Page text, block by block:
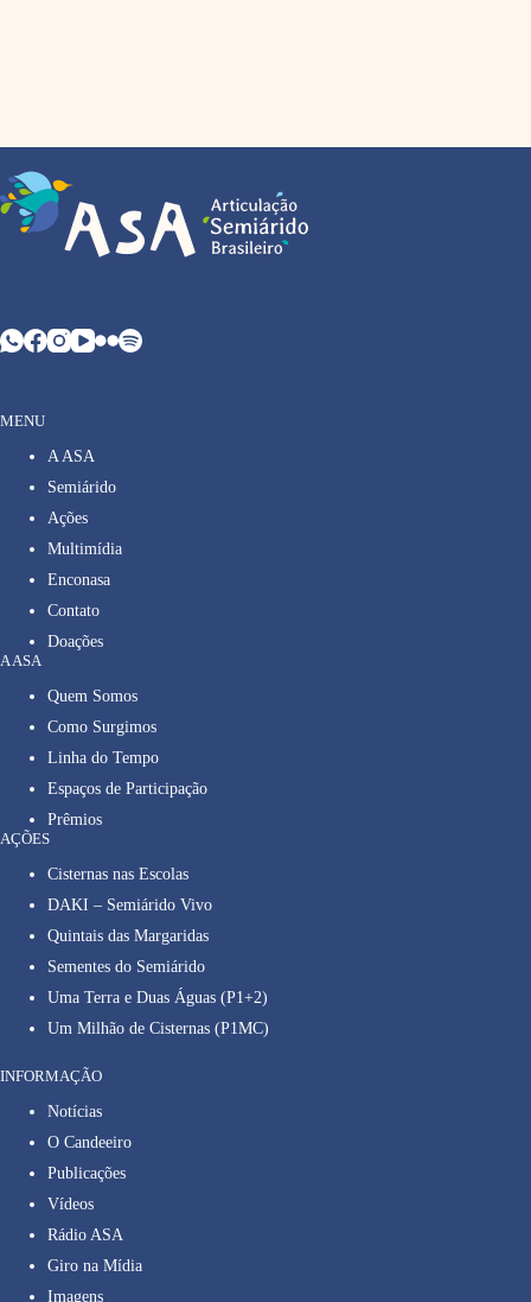
MENU
A ASA
Semiárido
Ações
Multimídia
Enconasa
Contato
Doações
A ASA
Quem Somos
Como Surgimos
Linha do Tempo
Espaços de Participação
Prêmios
AÇÕES
Cisternas nas Escolas
DAKI – Semiárido Vivo
Quintais das Margaridas
Sementes do Semiárido
Uma Terra e Duas Águas (P1+2)
Um Milhão de Cisternas (P1MC)
INFORMAÇÃO
Notícias
O Candeeiro
Publicações
Vídeos
Rádio ASA
Giro na Mídia
Imagens